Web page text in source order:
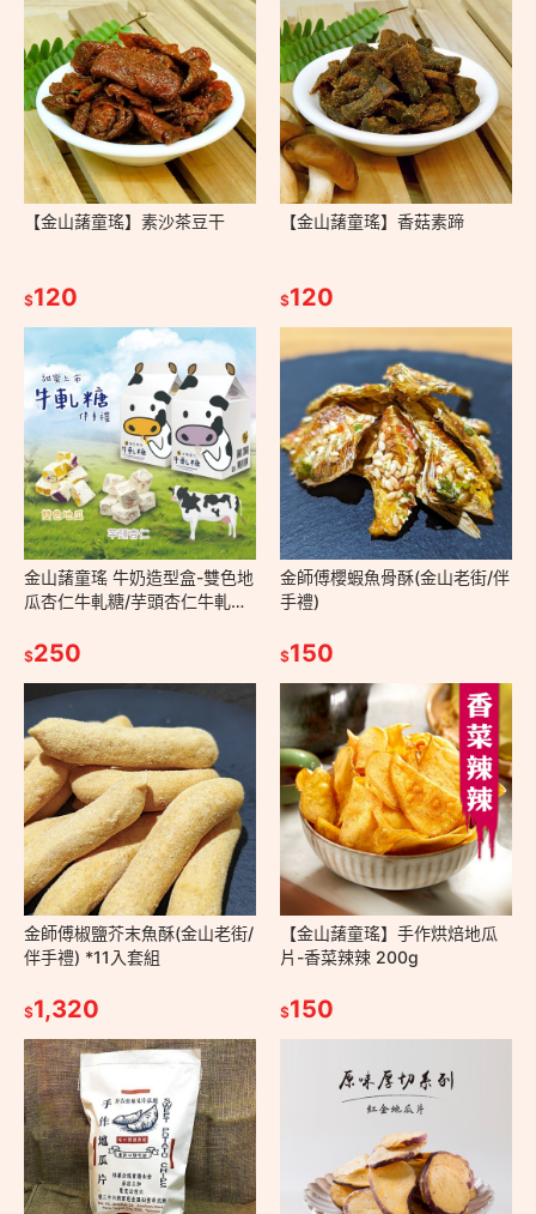
【金山藷童瑤】素沙茶豆干
$120
【金山藷童瑤】香菇素蹄
$120
金山藷童瑤 牛奶造型盒-雙色地
瓜杏仁牛軋糖/芋頭杏仁牛軋糖
金山老街/伴手禮)
$250
金師傅櫻蝦魚骨酥(金山老街/伴
手禮)
$150
金師傅椒鹽芥末魚酥(金山老街/
伴手禮) *11入套組
$1,320
【金山藷童瑤】手作烘焙地瓜
片-香菜辣辣 200g
$150